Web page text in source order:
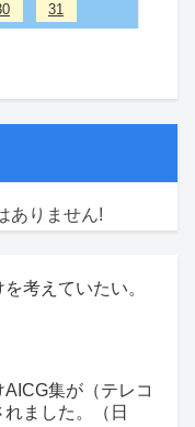
31
ありません!
考えていたい。
集が（テレコ
ました。（日